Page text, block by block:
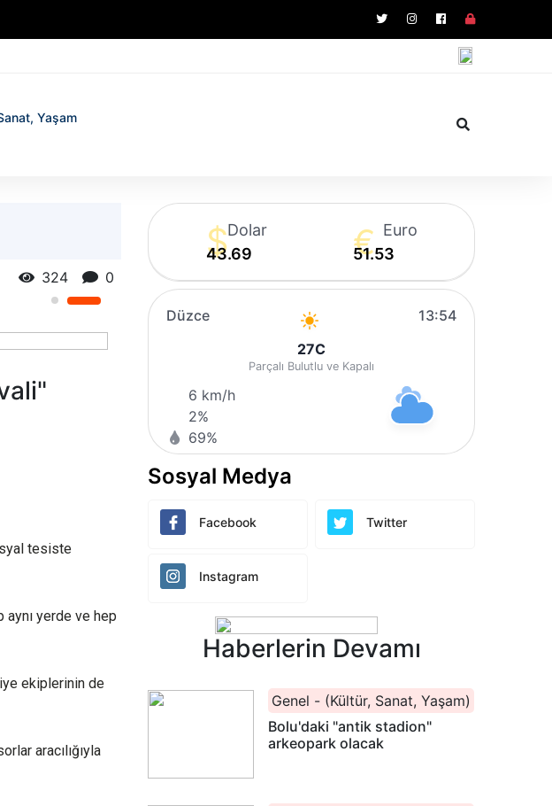
Yaşam
324 0
tesiste
aynı yerde ve hep
ekiplerinin de
aracılığıyla
Dolar
43.69
Euro
51.53
Düzce
13:54
27C
Parçalı Bulutlu ve Kapalı
6 km/h
2%
69%
Sosyal Medya
Facebook Twitter
Instagram
Haberlerin Devamı
Genel - (Kültür, Sanat, Yaşam)
Bolu'daki "antik stadion"
arkeopark olacak